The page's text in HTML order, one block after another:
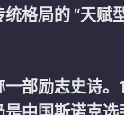
统格局的 “天
部励志史诗。